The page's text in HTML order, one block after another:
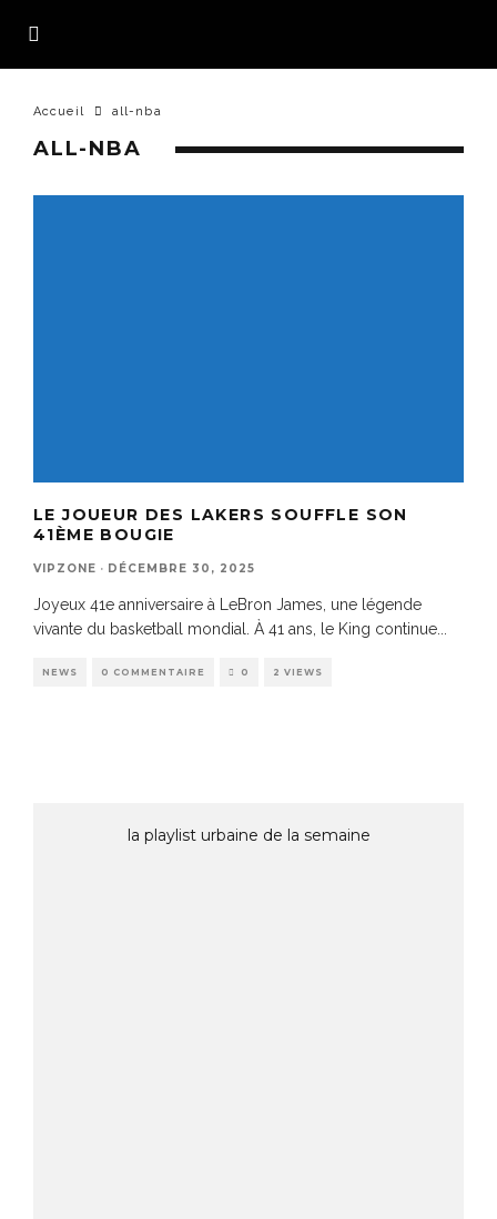
Accueil all-nba
ALL-NBA
LE JOUEUR DES LAKERS SOUFFLE SON
41ÈME BOUGIE
VIPZONE · DÉCEMBRE 30, 2025
Joyeux 41e anniversaire à LeBron James, une légende
vivante du basketball mondial. À 41 ans, le King continue
NEWS 0 COMMENTAIRE 0 2 VIEWS
la playlist urbaine de la semaine